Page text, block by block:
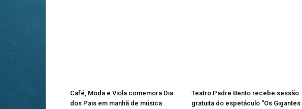
Café, Moda e Viola comemora Dia
dos Pais em manhã de música
Teatro Padre Bento recebe sessão
gratuita do espetáculo “Os Gigantes